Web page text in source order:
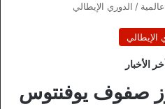
/ الدوري الإيطالي
الإيطالي
أخر الأخبار
صفوف يوفنتوس